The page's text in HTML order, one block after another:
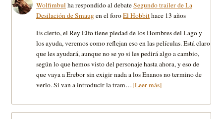
Wolfimbulha respondido al debateSegundo trailer de La
Desilación de Smaugen el foroEl Hobbithace 13 años
Es cierto, el Rey Elfo tiene piedad de los Hombres del Lago y
los ayuda, veremos como reflejan eso en las películas. Está claro
que les ayudará, aunque no se yo si les pedirá algo a cambio,
según lo que hemos visto del personaje hasta ahora, y eso de
que vaya a Erebor sin exigir nada a los Enanos no termino de
verlo. Si van a introducir la tram…[Leer más]